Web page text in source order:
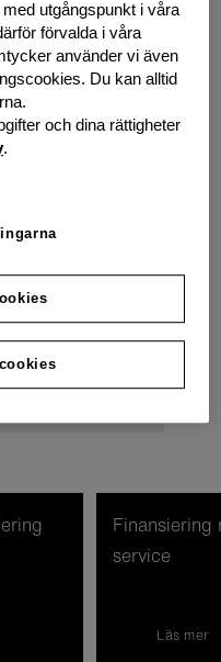
alltmer
samtidigt som
Finansiering
service
Läs mer
utgångspunkt i våra
förvalda i våra
använder vi även
Du kan alltid
och dina rättigheter
.